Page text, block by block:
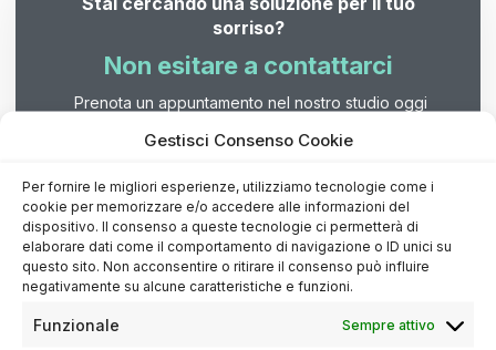
Gestisci Consenso Cookie
Per fornire le migliori esperienze, utilizziamo tecnologie come i
cookie per memorizzare e/o accedere alle informazioni del
dispositivo. Il consenso a queste tecnologie ci permetterà di
elaborare dati come il comportamento di navigazione o ID unici su
questo sito. Non acconsentire o ritirare il consenso può influire
negativamente su alcune caratteristiche e funzioni.
Funzionale Sempre attivo
sorriso?
Non esitare a contattarci
Prenota un appuntamento nel nostro studio oggi
sano e felice.
Contattaci